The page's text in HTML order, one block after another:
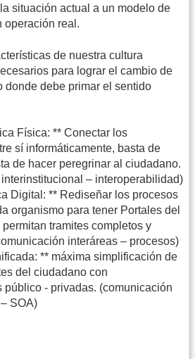
situación actual a un modelo de
operación real.
de nuestra cultura
para lograr el cambio de
donde debe primar el sentido
Física: ** Conectar los
sí informáticamente, basta de
de hacer peregrinar al ciudadano.
– interoperabilidad)
Digital: ** Rediseñar los procesos
organismo para tener Portales del
tramites completos y
interáreas – procesos)
** máxima simplificación de
del ciudadano con
público - privadas. (comunicación
SOA)